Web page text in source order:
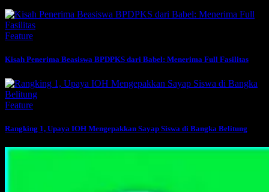
Feature
Kisah Penerima Beasiswa BPDPKS dari Babel: Menerima Full Fasilitas
Feature
Rangking 1, Upaya IOH Mengepakkan Sayap Siswa di Bangka Belitung